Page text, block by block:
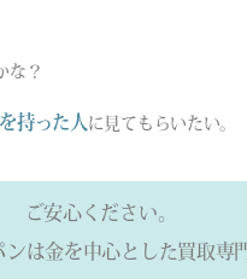
な？
持った人 に見てもらいたい。
ご安心ください。
は金を中心とした買取専